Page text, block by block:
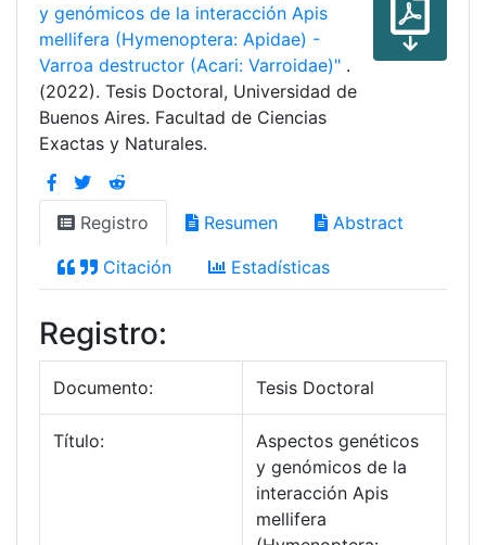
y genómicos de la interacción Apis
mellifera (Hymenoptera: Apidae) -
Varroa destructor (Acari: Varroidae)" .
(2022). Tesis Doctoral, Universidad de
Buenos Aires. Facultad de Ciencias
Exactas y Naturales.
Registro Resumen Abstract
Citación Estadísticas
Registro:
Documento: Tesis Doctoral
Título:
Aspectos genéticos
y genómicos de la
interacción Apis
mellifera